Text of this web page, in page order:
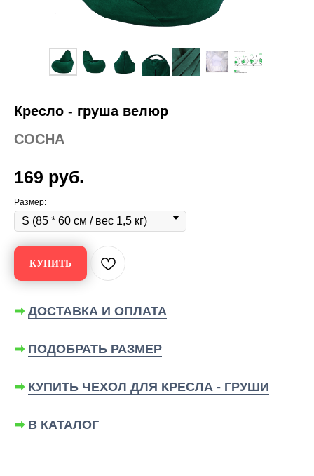
Кресло - груша велюр
СОСНА
169 руб.
Размер:
КУПИТЬ
➡ ДОСТАВКА И ОПЛАТА
➡ ПОДОБРАТЬ РАЗМЕР
➡ КУПИТЬ ЧЕХОЛ ДЛЯ КРЕСЛА - ГРУШИ
➡ В КАТАЛОГ